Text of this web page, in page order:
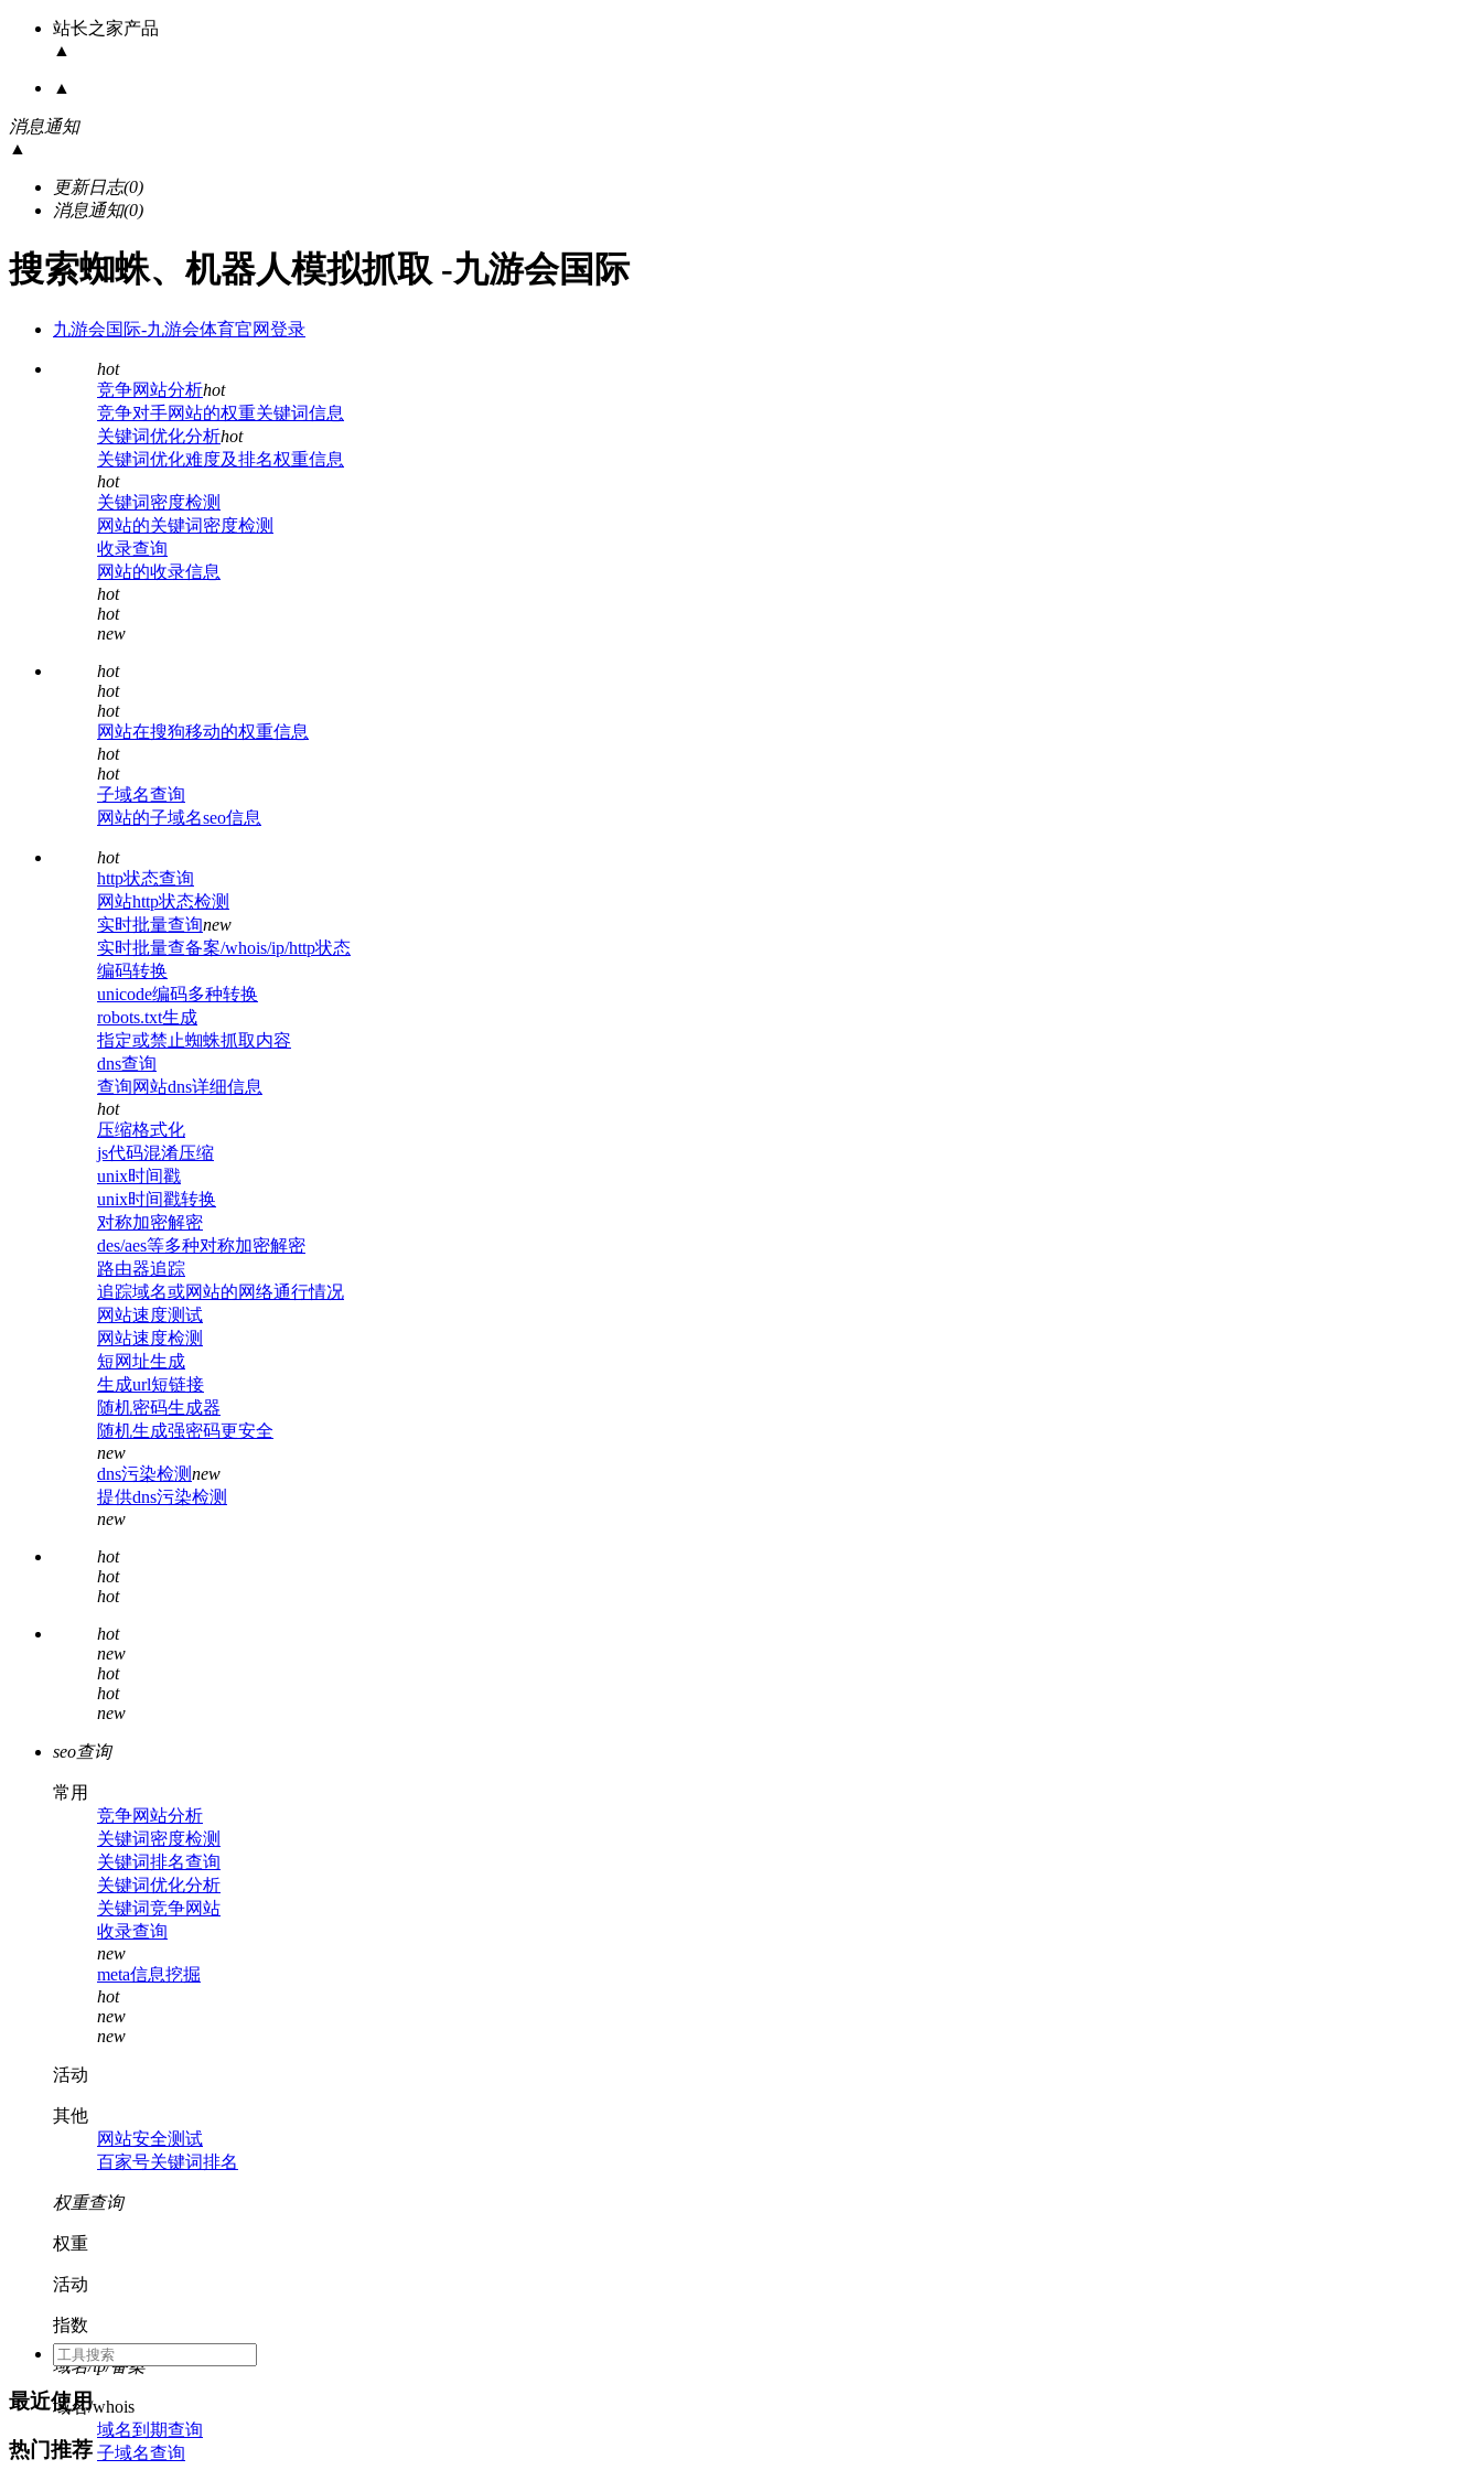
站长之家产品
▲
▲
消息通知
▲
更新日志(0)
消息通知(0)
搜索蜘蛛、机器人模拟抓取 -九游会国际
九游会国际-九游会体育官网登录
hot
竞争网站分析hot
竞争对手网站的权重关键词信息
关键词优化分析hot
关键词优化难度及排名权重信息
hot
关键词密度检测
网站的关键词密度检测
收录查询
网站的收录信息
hot
hot
new
hot
hot
hot
网站在搜狗移动的权重信息
hot
hot
子域名查询
网站的子域名seo信息
hot
http状态查询
网站http状态检测
实时批量查询new
实时批量查备案/whois/ip/http状态
编码转换
unicode编码多种转换
robots.txt生成
指定或禁止蜘蛛抓取内容
dns查询
查询网站dns详细信息
hot
压缩格式化
js代码混淆压缩
unix时间戳
unix时间戳转换
对称加密解密
des/aes等多种对称加密解密
路由器追踪
追踪域名或网站的网络通行情况
网站速度测试
网站速度检测
短网址生成
生成url短链接
随机密码生成器
随机生成强密码更安全
new
dns污染检测new
提供dns污染检测
new
hot
hot
hot
hot
new
hot
hot
new
seo查询
常用
竞争网站分析
关键词密度检测
关键词排名查询
关键词优化分析
关键词竞争网站
收录查询
new
meta信息挖掘
hot
new
new
活动
其他
网站安全测试
百家号关键词排名
权重查询
权重
活动
指数
域名/ip/备案
域名/whois
域名到期查询
子域名查询
最近使用
热门推荐